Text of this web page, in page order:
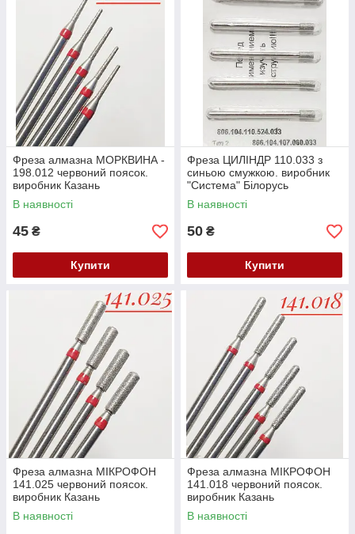
Фреза алмазна МОРКВИНА -
198.012 червоний поясок.
виробник Казань
(104.198.514.012) Залишок
В наявності
45 ₴
Купити
Фреза ЦИЛІНДР 110.033 з
синьою смужкою. виробник
"Система" Білорусь
(806.104.110.524.033)
Залишок
В наявності
50 ₴
Купити
Фреза алмазна МІКРОФОН
141.025 червоний поясок.
виробник Казань
(104.141.514.025) Залишок
В наявності
Фреза алмазна МІКРОФОН
141.018 червоний поясок.
виробник Казань
(104.141.514.018) Залишок
В наявності